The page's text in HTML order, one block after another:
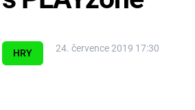
HRY 24. července 2019 17:30